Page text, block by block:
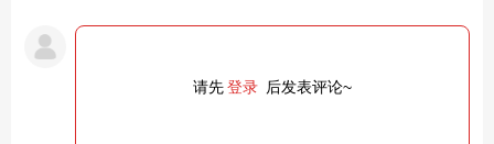
请先登录 后发表评论~